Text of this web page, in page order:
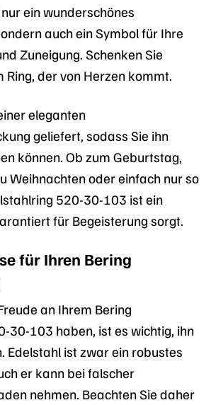
ein wunderschönes
auch ein Symbol für Ihre
Zuneigung. Schenken Sie
Ring, der von Herzen kommt.
eleganten
geliefert, sodass Sie ihn
können. Ob zum Geburtstag,
Weihnachten oder einfach nur so
520-30-103 ist ein
für Begeisterung sorgt.
für Ihren Bering
an Ihrem Bering
30-103 haben, ist es wichtig, ihn
Edelstahl ist zwar ein robustes
er kann bei falscher
nehmen. Beachten Sie daher